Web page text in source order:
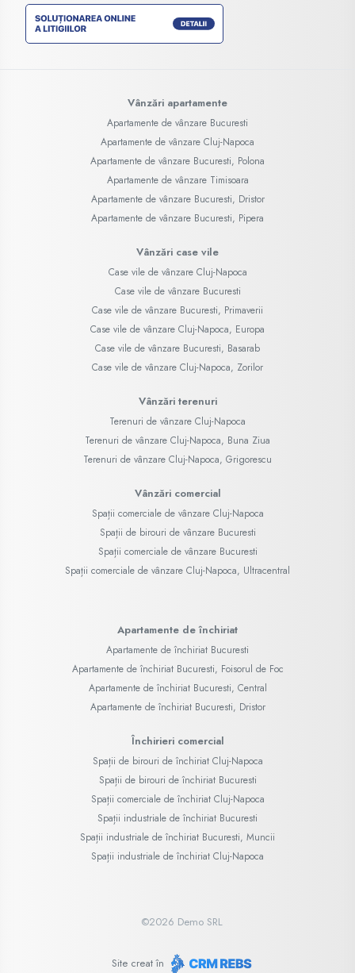
Vânzări apartamente
Apartamente de vânzare Bucuresti
Apartamente de vânzare Cluj-Napoca
Apartamente de vânzare Bucuresti, Polona
Apartamente de vânzare Timisoara
Apartamente de vânzare Bucuresti, Dristor
Apartamente de vânzare Bucuresti, Pipera
Vânzări case vile
Case vile de vânzare Cluj-Napoca
Case vile de vânzare Bucuresti
Case vile de vânzare Bucuresti, Primaverii
Case vile de vânzare Cluj-Napoca, Europa
Case vile de vânzare Bucuresti, Basarab
Case vile de vânzare Cluj-Napoca, Zorilor
Vânzări terenuri
Terenuri de vânzare Cluj-Napoca
Terenuri de vânzare Cluj-Napoca, Buna Ziua
Terenuri de vânzare Cluj-Napoca, Grigorescu
Vânzări comercial
Spații comerciale de vânzare Cluj-Napoca
Spații de birouri de vânzare Bucuresti
Spații comerciale de vânzare Bucuresti
Spații comerciale de vânzare Cluj-Napoca, Ultracentral
Apartamente de închiriat
Apartamente de închiriat Bucuresti
Apartamente de închiriat Bucuresti, Foisorul de Foc
Apartamente de închiriat Bucuresti, Central
Apartamente de închiriat Bucuresti, Dristor
Închirieri comercial
Spații de birouri de închiriat Cluj-Napoca
Spații de birouri de închiriat Bucuresti
Spații comerciale de închiriat Cluj-Napoca
Spații industriale de închiriat Bucuresti
Spații industriale de închiriat Bucuresti, Muncii
Spații industriale de închiriat Cluj-Napoca
©2026 Demo SRL
Site creat în